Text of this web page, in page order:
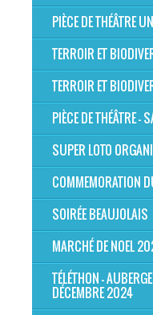
PIÈCE DE THÉÂTRE
TERROIR ET
TERROIR ET
PIÈCE DE THÉÂTRE
SUPER LOTO
COMMEMORATION
SOIRÉE BEAUJOLAIS
MARCHÉ DE NOEL
TÉLÉTHON -
DÉCEMBRE 2024